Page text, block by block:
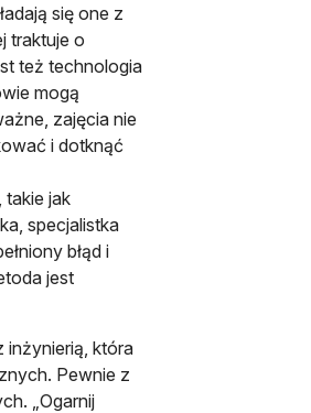
się one z
traktuje o
też technologia
mogą
zajęcia nie
i dotknąć
jak
specjalistka
błąd i
jest
która
Pewnie z
„Ogarnij